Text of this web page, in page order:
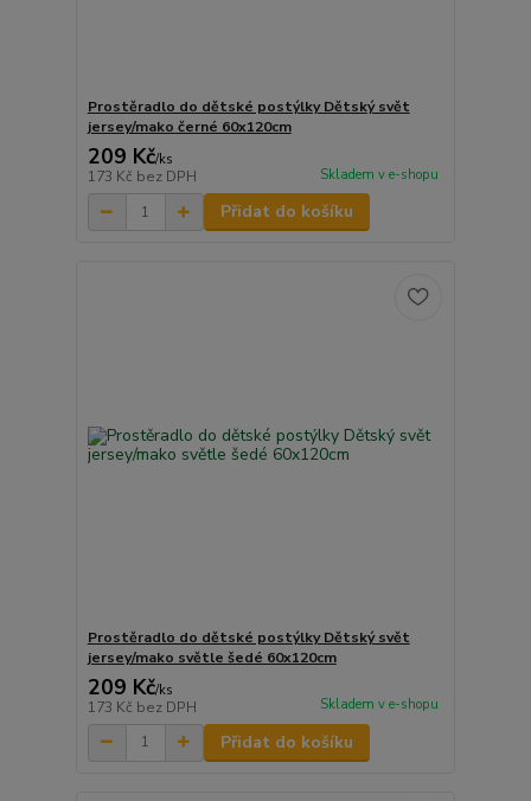
Prostěradlo do dětské postýlky Dětský svět
jersey/mako černé 60x120cm
209 Kč/ks
173 Kč bez DPH Skladem v e-shopu
Přidat do košíku
Prostěradlo do dětské postýlky Dětský svět
jersey/mako světle šedé 60x120cm
209 Kč/ks
173 Kč bez DPH Skladem v e-shopu
Přidat do košíku